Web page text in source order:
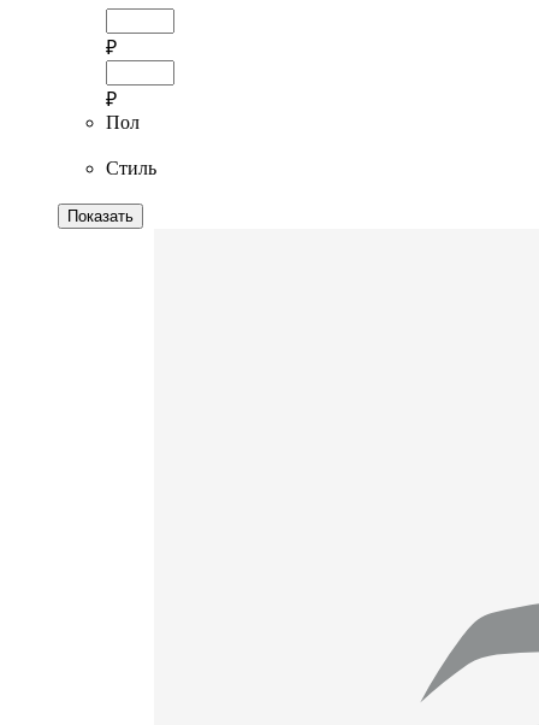
₽
₽
Пол
Стиль
Показать